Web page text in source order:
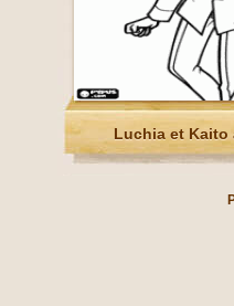
Luchia et Kaito